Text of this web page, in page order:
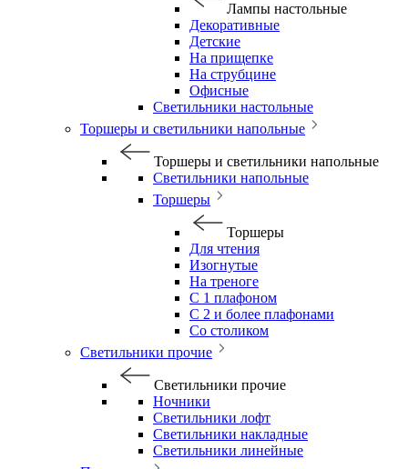
Лампы настольные
Декоративные
Детские
На прищепке
На струбцине
Офисные
Светильники настольные
Торшеры и светильники напольные
Торшеры и светильники напольные
Светильники напольные
Торшеры
Торшеры
Для чтения
Изогнутые
На треноге
С 1 плафоном
С 2 и более плафонами
Со столиком
Светильники прочие
Светильники прочие
Ночники
Светильники лофт
Светильники накладные
Светильники линейные